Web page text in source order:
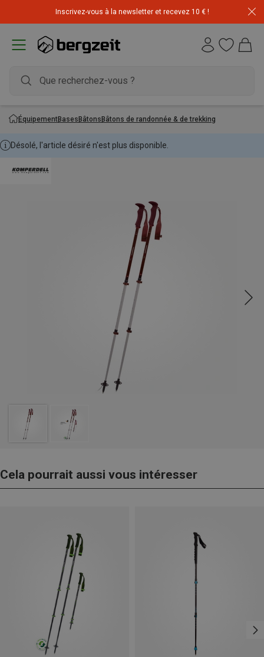
Inscrivez-vous à la newsletter et recevez 10 € !
ÉquipementBasesBâtonsBâtons de randonnée & de trekking
Désolé, l'article désiré n'est plus disponible.
Cela pourrait aussi vous intéresser